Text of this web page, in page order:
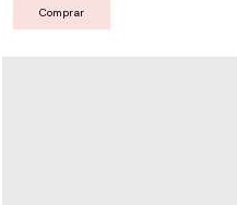
Comprar